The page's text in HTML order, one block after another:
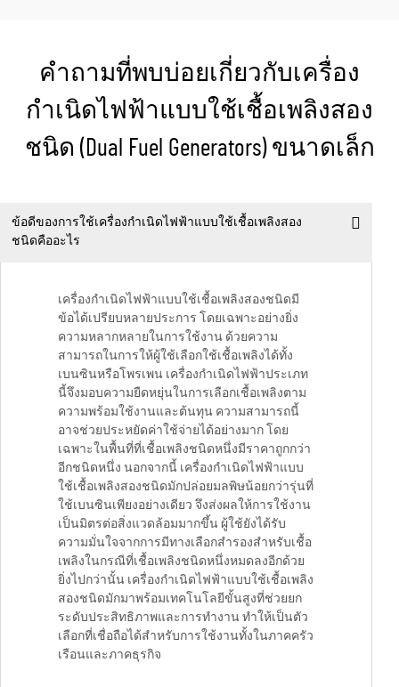
คำถามที่พบบ่อยเกี่ยวกับเครื่อง
กำเนิดไฟฟ้าแบบใช้เชื้อเพลิงสอง
ชนิด (Dual Fuel Generators) ขนาดเล็ก
ข้อดีของการใช้เครื่องกำเนิดไฟฟ้าแบบใช้เชื้อเพลิงสอง
ชนิดคืออะไร
เครื่องกำเนิดไฟฟ้าแบบใช้เชื้อเพลิงสองชนิดมี
ข้อได้เปรียบหลายประการ โดยเฉพาะอย่างยิ่ง
ความหลากหลายในการใช้งาน ด้วยความ
สามารถในการให้ผู้ใช้เลือกใช้เชื้อเพลิงได้ทั้ง
เบนซินหรือโพรเพน เครื่องกำเนิดไฟฟ้าประเภท
นี้จึงมอบความยืดหยุ่นในการเลือกเชื้อเพลิงตาม
ความพร้อมใช้งานและต้นทุน ความสามารถนี้
อาจช่วยประหยัดค่าใช้จ่ายได้อย่างมาก โดย
เฉพาะในพื้นที่ที่เชื้อเพลิงชนิดหนึ่งมีราคาถูกกว่า
อีกชนิดหนึ่ง นอกจากนี้ เครื่องกำเนิดไฟฟ้าแบบ
ใช้เชื้อเพลิงสองชนิดมักปล่อยมลพิษน้อยกว่ารุ่นที่
ใช้เบนซินเพียงอย่างเดียว จึงส่งผลให้การใช้งาน
เป็นมิตรต่อสิ่งแวดล้อมมากขึ้น ผู้ใช้ยังได้รับ
ความมั่นใจจากการมีทางเลือกสำรองสำหรับเชื้อ
เพลิงในกรณีที่เชื้อเพลิงชนิดหนึ่งหมดลงอีกด้วย
ยิ่งไปกว่านั้น เครื่องกำเนิดไฟฟ้าแบบใช้เชื้อเพลิง
สองชนิดมักมาพร้อมเทคโนโลยีขั้นสูงที่ช่วยยก
ระดับประสิทธิภาพและการทำงาน ทำให้เป็นตัว
เลือกที่เชื่อถือได้สำหรับการใช้งานทั้งในภาคครัว
เรือนและภาคธุรกิจ